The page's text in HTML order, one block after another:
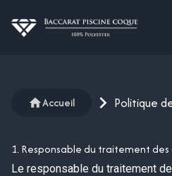
Accueil Politique
1. Responsable du traitement des
Le responsable du traitement